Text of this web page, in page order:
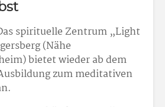
spirituelle Zentrum „Light
(Nähe
bietet wieder ab dem
zum meditativen